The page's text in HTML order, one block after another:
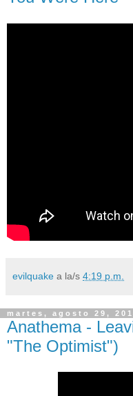
evilquake a la/s 4:19 p.m.
martes, agosto 29,
Anathema -
"The Optimist")